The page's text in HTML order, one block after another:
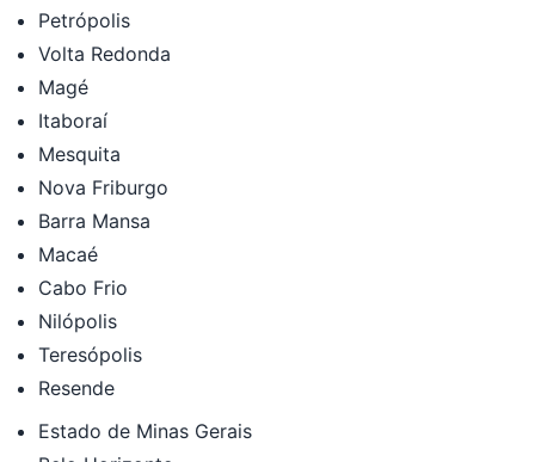
Petrópolis
Volta Redonda
Magé
Itaboraí
Mesquita
Nova Friburgo
Barra Mansa
Macaé
Cabo Frio
Nilópolis
Teresópolis
Resende
Estado de Minas Gerais